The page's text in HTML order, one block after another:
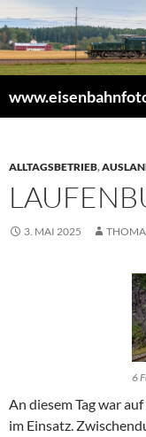
Inhalt
springen
ALLTAGSBETRIEB,
3. MAI 2025
6
An diesem Tag war
im Einsatz.